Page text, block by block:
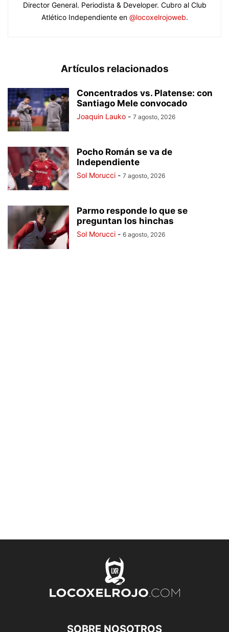
Director General. Periodista & Developer. Cubro al Club
Atlético Independiente en @locoxelrojoweb.
Artículos relacionados
Concentrados vs. Platense: con
Santiago Mele convocado
Joaquin Lauko - 7 agosto, 2026
Pocho Román se va de
Independiente
Sol Morucci - 7 agosto, 2026
Parmo responde lo que se
preguntan los hinchas
Sol Morucci - 6 agosto, 2026
SOBRE NOSOTROS